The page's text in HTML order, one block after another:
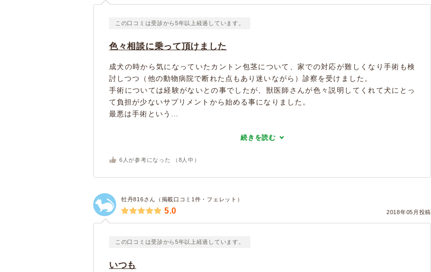
この口コミは受診から5年以上経過しています。
色々相談に乗って頂けました
成犬の時から気になっていたカントン包茎について、家での対応が難しくなり手術も検
討しつつ（他の動物病院で断れた点もあり迷いながら）診察を受けました。
手術については経験がないとの事でしたが、獣医師さんが色々説明してくれて犬にとっ
て負担が少ないサプリメントから始める事になりました。
最悪は手術という...
続きを読む
6 人が参考になった （ 8 人中）
牡丹816さん（掲載口コミ1件・フェレット）
2018年05月投稿
5.0
この口コミは受診から5年以上経過しています。
いつも